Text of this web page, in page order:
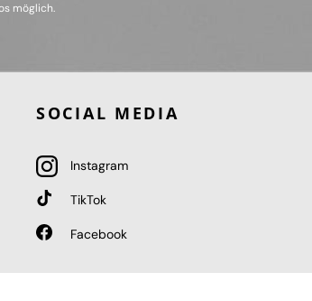
möglich.
SOCIAL MEDIA
Instagram
TikTok
Facebook